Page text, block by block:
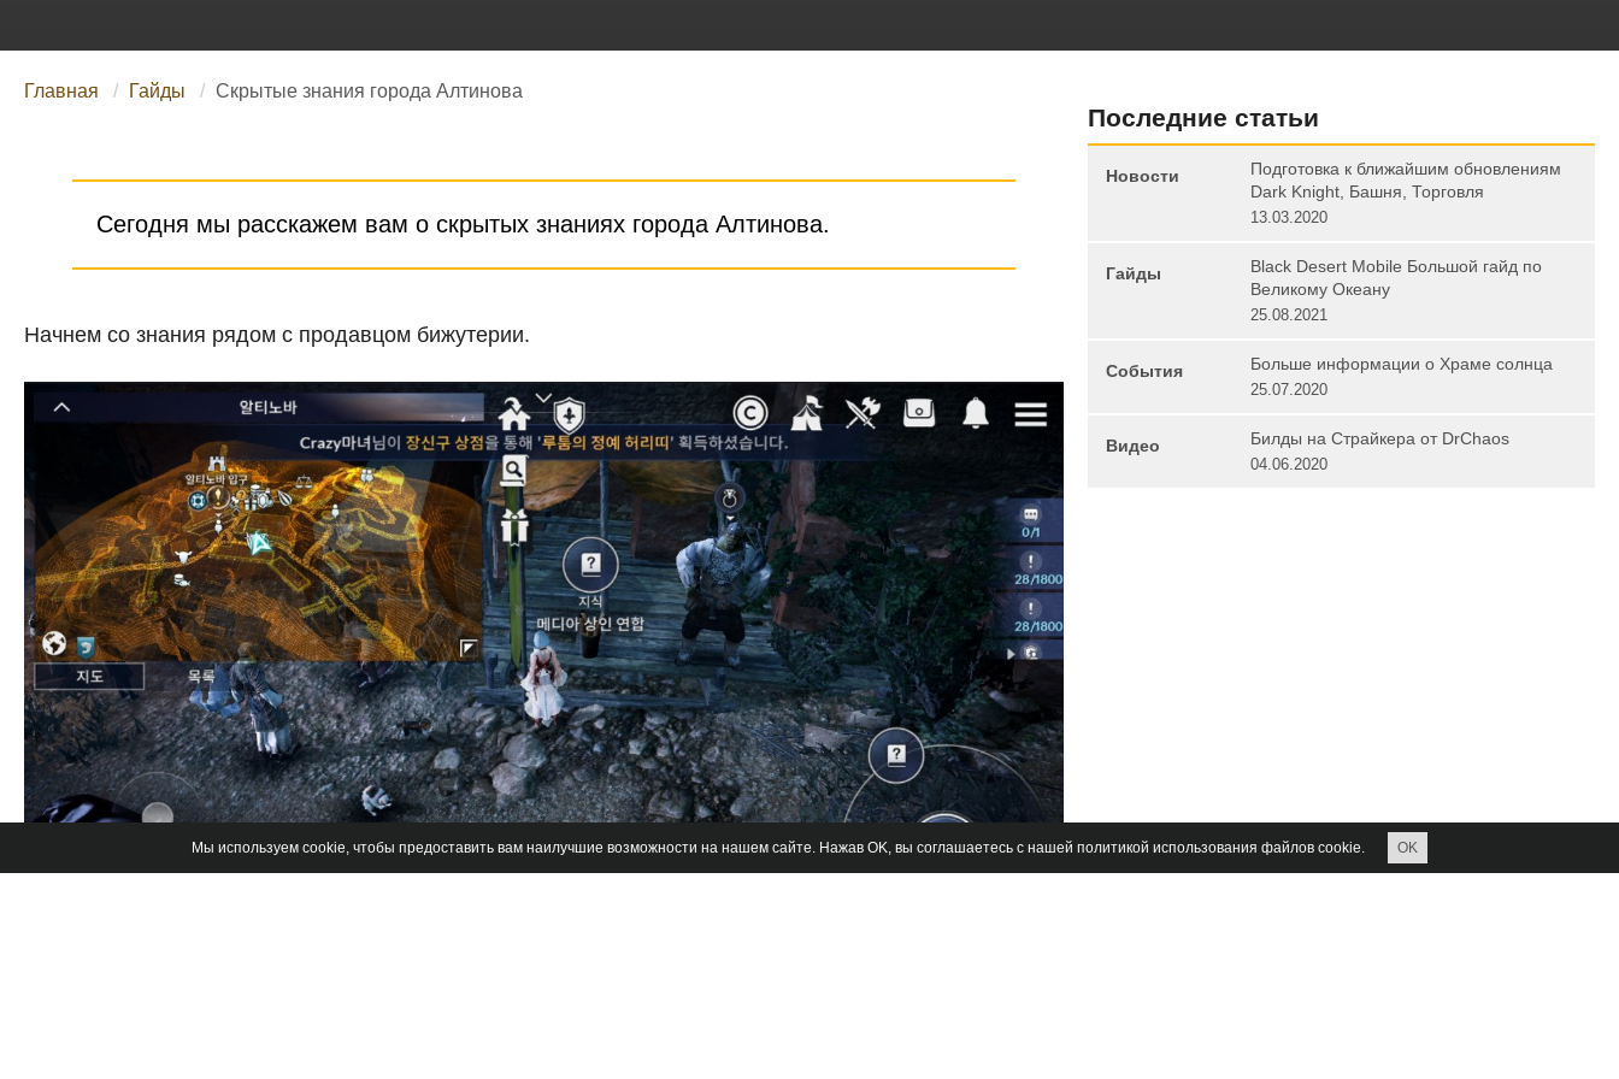
Главная Гайды Скрытые знания города Алтинова
Сегодня мы расскажем вам о скрытых знаниях города Алтинова.
Начнем со знания рядом с продавцом бижутерии.
Последние статьи
Новости
Подготовка к ближайшим обновлениям
Dark Knight, Башня, Торговля
13.03.2020
Гайды
Black Desert Mobile Большой гайд по
Великому Океану
25.08.2021
События Больше информации о Храме солнца
25.07.2020
Видео Билды на Страйкера от DrChaos
04.06.2020
Мы используем cookie, чтобы предоставить вам наилучшие возможности на нашем сайте. Нажав OK, вы соглашаетесь с нашей политикой использования файлов cookie. OK